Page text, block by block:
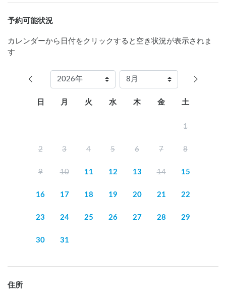
予約可能状況
カレンダーから日付をクリックすると空き状況が表示されま
す
日 月 火 水 木 金 土
1
2 3 4 5 6 7 8
9 10 11 12 13 14 15
16 17 18 19 20 21 22
23 24 25 26 27 28 29
30 31
住所